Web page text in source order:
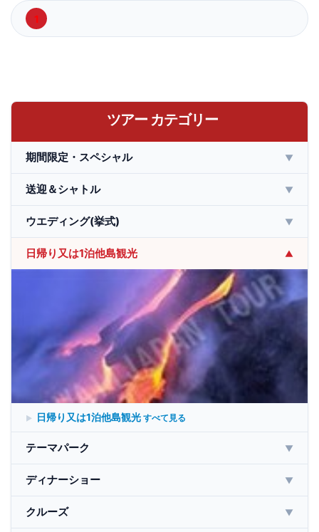
ツアー カテゴリー
期間限定・スペシャル ▼
送迎＆シャトル ▼
ウエディング(挙式) ▼
日帰り又は1泊他島観光 ▼
日帰り又は1泊他島観光 すべて見る
テーマパーク ▼
ディナーショー ▼
クルーズ ▼
1